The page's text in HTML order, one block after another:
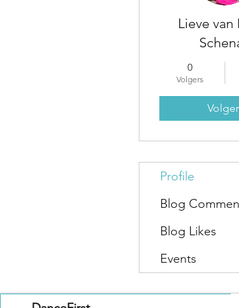
Lieve van
0
Volgers
Profile
Blog
Blog Likes
Events